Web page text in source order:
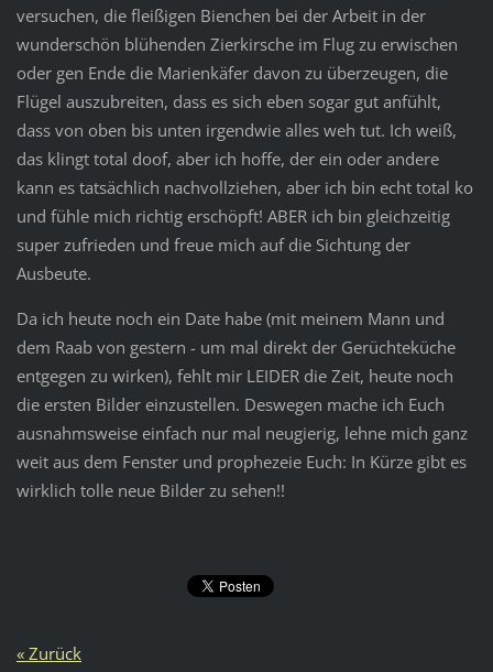
versuchen, die fleißigen Bienchen bei der Arbeit in der
wunderschön blühenden Zierkirsche im Flug zu erwischen
oder gen Ende die Marienkäfer davon zu überzeugen, die
Flügel auszubreiten, dass es sich eben sogar gut anfühlt,
dass von oben bis unten irgendwie alles weh tut. Ich weiß,
das klingt total doof, aber ich hoffe, der ein oder andere
kann es tatsächlich nachvollziehen, aber ich bin echt total ko
und fühle mich richtig erschöpft! ABER ich bin gleichzeitig
super zufrieden und freue mich auf die Sichtung der
Ausbeute.
Da ich heute noch ein Date habe (mit meinem Mann und
dem Raab von gestern - um mal direkt der Gerüchteküche
entgegen zu wirken), fehlt mir LEIDER die Zeit, heute noch
die ersten Bilder einzustellen. Deswegen mache ich Euch
ausnahmsweise einfach nur mal neugierig, lehne mich ganz
weit aus dem Fenster und prophezeie Euch: In Kürze gibt es
wirklich tolle neue Bilder zu sehen!!
« Zurück